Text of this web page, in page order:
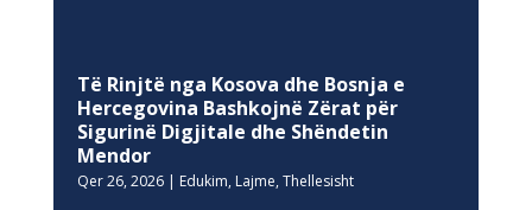
Të Rinjtë nga Kosova dhe Bosnja e
Hercegovina Bashkojnë Zërat për
Sigurinë Digjitale dhe Shëndetin
Mendor
Qer 26, 2026| Edukim, Lajme, Thellesisht